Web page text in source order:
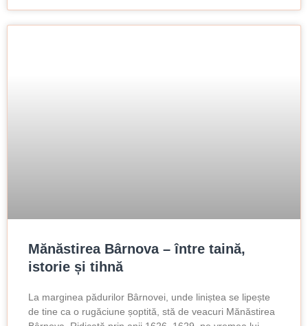
Mănăstirea Bârnova – între taină,
istorie și tihnă
La marginea pădurilor Bârnovei, unde liniștea se lipește
de tine ca o rugăciune șoptită, stă de veacuri Mănăstirea